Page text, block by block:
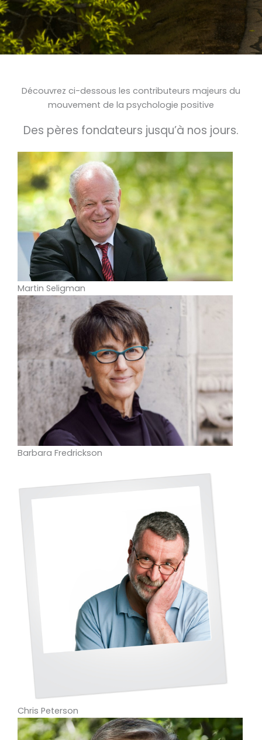
Découvrez ci-dessous les contributeurs majeurs du
mouvement de la psychologie positive
Des pères fondateurs jusqu’à nos jours.
Martin Seligman
Barbara Fredrickson
Chris Peterson